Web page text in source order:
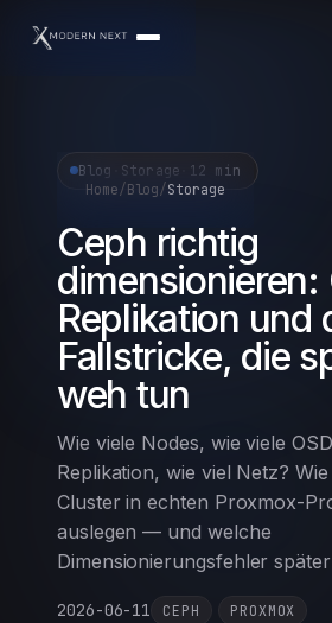
Home/Blog/Storage
Blog Storage 12 min
Ceph richtig
dimensionieren:
Replikation und
Fallstricke, die
weh tun
Wie viele Nodes, wie viele
Replikation, wie viel Netz?
Cluster in echten Proxmox-
auslegen — und welche
Dimensionierungsfehler
2026-06-11 CEPH PROXMOX